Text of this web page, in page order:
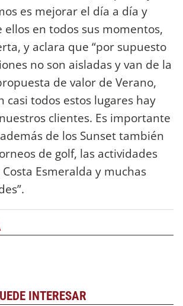
es mejorar el día a día y
ellos en todos sus momentos,
y aclara que “por supuesto
no son aisladas y van de la
de valor de Verano,
casi todos estos lugares hay
clientes. Es importante
de los Sunset también
de golf, las actividades
Esmeralda y muchas
INTERESAR